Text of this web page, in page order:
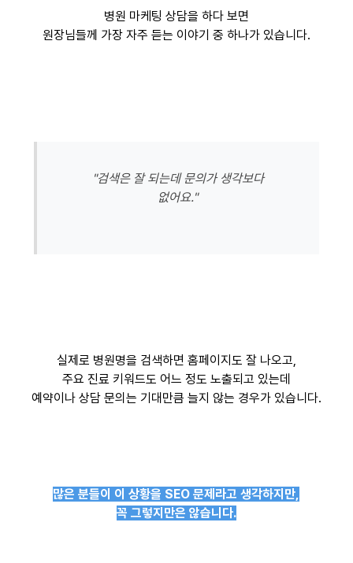
병원 마케팅 상담을 하다 보면
원장님들께 가장 자주 듣는 이야기 중 하나가 있습니다.
"검색은 잘 되는데 문의가 생각보다
없어요."
실제로 병원명을 검색하면 홈페이지도 잘 나오고,
주요 진료 키워드도 어느 정도 노출되고 있는데
예약이나 상담 문의는 기대만큼 늘지 않는 경우가 있습니다.
많은 분들이 이 상황을 SEO 문제라고 생각하지만,
꼭 그렇지만은 않습니다.